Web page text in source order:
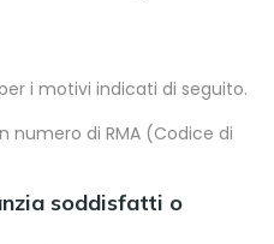
i motivi indicati di seguito.
numero di RMA (Codice di
soddisfatti o